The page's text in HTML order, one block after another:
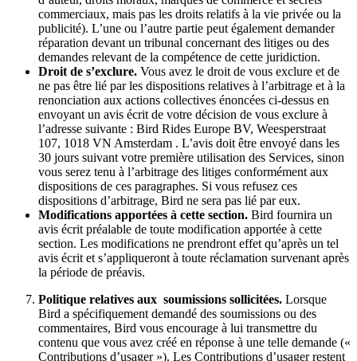
commerciaux, mais pas les droits relatifs à la vie privée ou la
publicité). L’une ou l’autre partie peut également demander
réparation devant un tribunal concernant des litiges ou des
demandes relevant de la compétence de cette juridiction.
Droit de s’exclure. Vous avez le droit de vous exclure et de
ne pas être lié par les dispositions relatives à l’arbitrage et à la
renonciation aux actions collectives énoncées ci-dessus en
envoyant un avis écrit de votre décision de vous exclure à
l’adresse suivante : Bird Rides Europe BV, Weesperstraat
107, 1018 VN Amsterdam . L’avis doit être envoyé dans les
30 jours suivant votre première utilisation des Services, sinon
vous serez tenu à l’arbitrage des litiges conformément aux
dispositions de ces paragraphes. Si vous refusez ces
dispositions d’arbitrage, Bird ne sera pas lié par eux.
Modifications apportées à cette section. Bird fournira un
avis écrit préalable de toute modification apportée à cette
section. Les modifications ne prendront effet qu’après un tel
avis écrit et s’appliqueront à toute réclamation survenant après
la période de préavis.
Politique relatives aux soumissions sollicitées. Lorsque
Bird a spécifiquement demandé des soumissions ou des
commentaires, Bird vous encourage à lui transmettre du
contenu que vous avez créé en réponse à une telle demande («
Contributions d’usager »). Les Contributions d’usager restent